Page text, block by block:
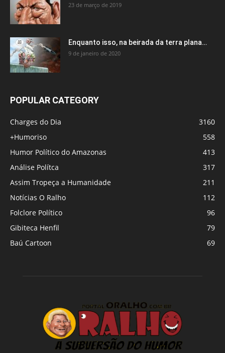
23 de março de 2019
Enquanto isso, na beirada da terra plana…
9 de janeiro de 2020
POPULAR CATEGORY
Charges do Dia
3160
+Humoriso
558
Humor Político do Amazonas
413
Análise Polítca
317
Assim Tropeça a Humanidade
211
Notícias O Ralho
112
Folclore Político
96
Gibiteca Henfil
79
Baú Cartoon
69